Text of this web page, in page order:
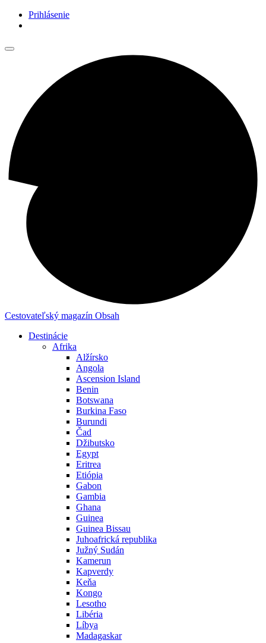
Prihlásenie
Cestovateľský magazín Obsah
Destinácie
Afrika
Alžírsko
Angola
Ascension Island
Benin
Botswana
Burkina Faso
Burundi
Čad
Džibutsko
Egypt
Eritrea
Etiópia
Gabon
Gambia
Ghana
Guinea
Guinea Bissau
Juhoafrická republika
Južný Sudán
Kamerun
Kapverdy
Keňa
Kongo
Lesotho
Libéria
Líbya
Madagaskar